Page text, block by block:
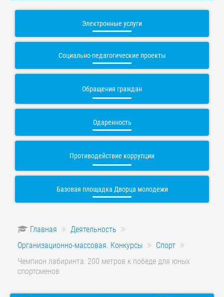
Электронные услуги
Социально-педагогические проекты
Обращения граждан
Одаренность
Противодействие коррупции
Базовая площадка Дворца молодежи
Главная
Деятельность
Организационно-массовая. Конкурсы
Спорт
Чемпион лабиринта: 200 метров к победе для юных
спортсменов